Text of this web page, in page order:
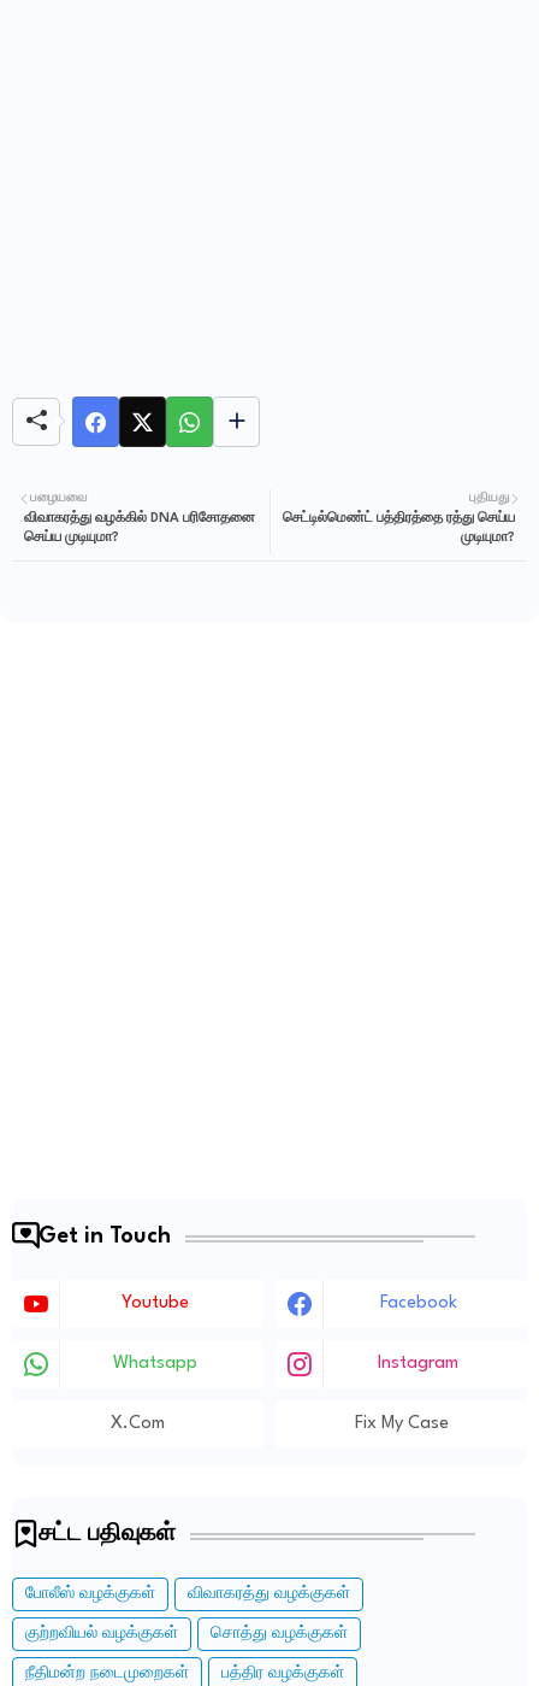
புதியது
செட்டில்மெண்ட் பத்திரத்தை ரத்து செய்ய
முடியுமா?
பழையவை
விவாகரத்து வழக்கில் DNA பரிசோதனை
செய்ய முடியுமா?
Get in Touch
Youtube Facebook
Whatsapp Instagram
X.com Fix My Case
சட்ட பதிவுகள்
போலீஸ் வழக்குகள் விவாகரத்து வழக்குகள்
குற்றவியல் வழக்குகள் சொத்து வழக்குகள்
நீதிமன்ற நடைமுறைகள் பத்திர வழக்குகள்